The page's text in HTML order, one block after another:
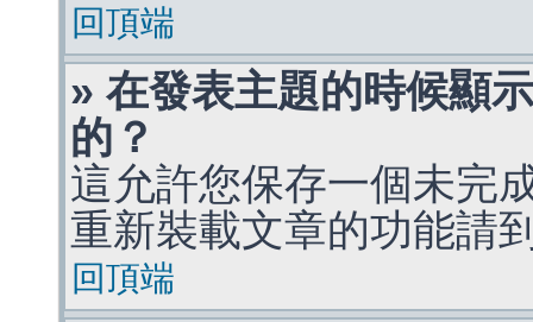
回頂端
» 在發表主題的時候顯
的？
這允許您保存一個未完
重新裝載文章的功能請
回頂端